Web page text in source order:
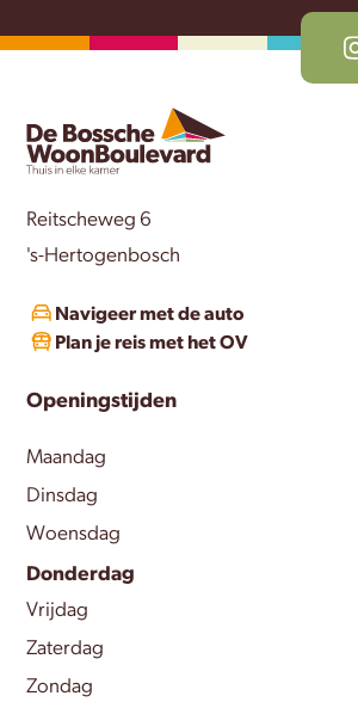
Reitscheweg 6
's-Hertogenbosch
Navigeer met de auto
Plan je reis met het OV
Openingstijden
Maandag
Dinsdag
Woensdag
Donderdag
Vrijdag
Zaterdag
Zondag